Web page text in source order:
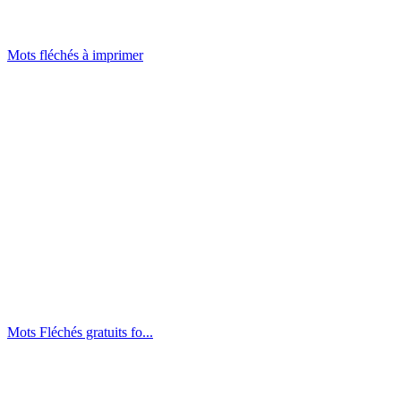
Mots fléchés à imprimer
Mots Fléchés gratuits fo...